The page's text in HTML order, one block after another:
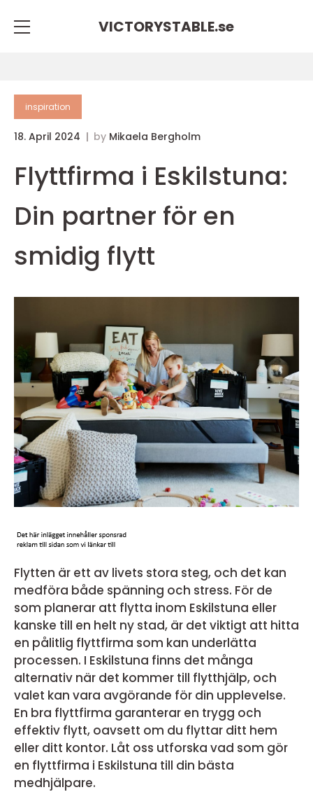
VICTORYSTABLE.se
inspiration
18. April 2024 by Mikaela Bergholm
Flyttfirma i Eskilstuna:
Din partner för en
smidig flytt
Flytten är ett av livets stora steg, och det kan
medföra både spänning och stress. För de
som planerar att flytta inom Eskilstuna eller
kanske till en helt ny stad, är det viktigt att hitta
en pålitlig flyttfirma som kan underlätta
processen. I Eskilstuna finns det många
alternativ när det kommer till flytthjälp, och
valet kan vara avgörande för din upplevelse.
En bra flyttfirma garanterar en trygg och
effektiv flytt, oavsett om du flyttar ditt hem
eller ditt kontor. Låt oss utforska vad som gör
en flyttfirma i Eskilstuna till din bästa
medhjälpare.